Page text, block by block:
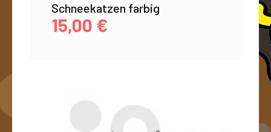
Schneekatzen farbig
15,00 €